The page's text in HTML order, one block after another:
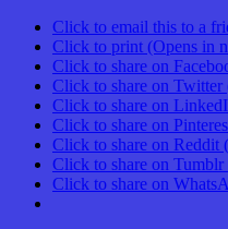
Click to email this to a
Click to print (Opens in
Click to share on
Click to share on
Click to share on
Click to share on
Click to share on
Click to share on
Click to share on